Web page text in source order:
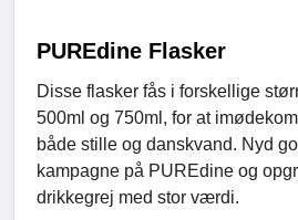
PUREdine Flasker
Disse flasker fås i forskellige
500ml og 750ml, for at
både stille og danskvand. Nyd
kampagne på PUREdine og
drikkegrej med stor værdi.